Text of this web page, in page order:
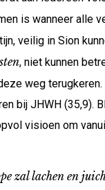
is wanneer alle
veilig in Sion
, niet kunnen
weg
bij JHWH (35,9).
visioen om
zal lachen en